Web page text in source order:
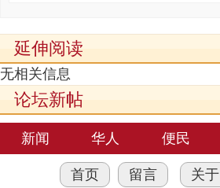
延伸阅读
无相关信息
论坛新帖
新闻 华人 便民
首页 留言 关于